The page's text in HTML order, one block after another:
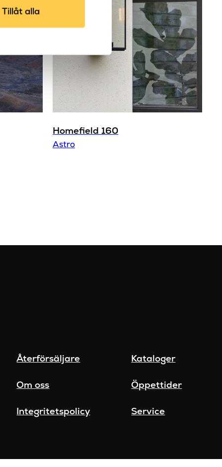
Tillåt allaTaklampa
E27
Astro
Homefield 160
Astro
Återförsäljare Kataloger
Om oss Öppettider
Integritetspolicy Service